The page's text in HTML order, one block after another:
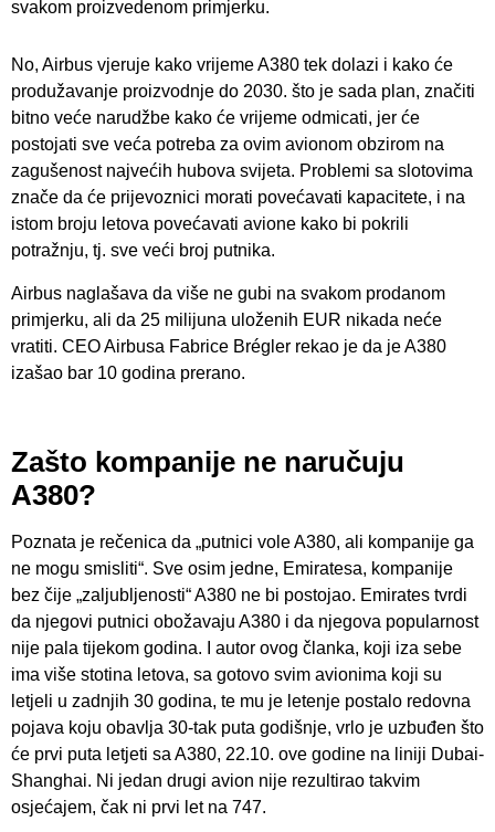
svakom proizvedenom primjerku.
No, Airbus vjeruje kako vrijeme A380 tek dolazi i kako će
produžavanje proizvodnje do 2030. što je sada plan, značiti
bitno veće narudžbe kako će vrijeme odmicati, jer će
postojati sve veća potreba za ovim avionom obzirom na
zagušenost najvećih hubova svijeta. Problemi sa slotovima
znače da će prijevoznici morati povećavati kapacitete, i na
istom broju letova povećavati avione kako bi pokrili
potražnju, tj. sve veći broj putnika.
Airbus naglašava da više ne gubi na svakom prodanom
primjerku, ali da 25 milijuna uloženih EUR nikada neće
vratiti. CEO Airbusa Fabrice Brégler rekao je da je A380
izašao bar 10 godina prerano.
Zašto kompanije ne naručuju
A380?
Poznata je rečenica da „putnici vole A380, ali kompanije ga
ne mogu smisliti“. Sve osim jedne, Emiratesa, kompanije
bez čije „zaljubljenosti“ A380 ne bi postojao. Emirates tvrdi
da njegovi putnici obožavaju A380 i da njegova popularnost
nije pala tijekom godina. I autor ovog članka, koji iza sebe
ima više stotina letova, sa gotovo svim avionima koji su
letjeli u zadnjih 30 godina, te mu je letenje postalo redovna
pojava koju obavlja 30-tak puta godišnje, vrlo je uzbuđen što
će prvi puta letjeti sa A380, 22.10. ove godine na liniji Dubai-
Shanghai. Ni jedan drugi avion nije rezultirao takvim
osjećajem, čak ni prvi let na 747.